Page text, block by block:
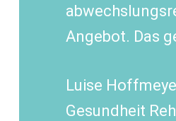
Angebot. Das
Luise
Gesundheit